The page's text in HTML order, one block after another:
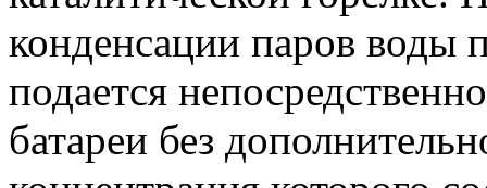
конденсации паров воды
подается
батареи без